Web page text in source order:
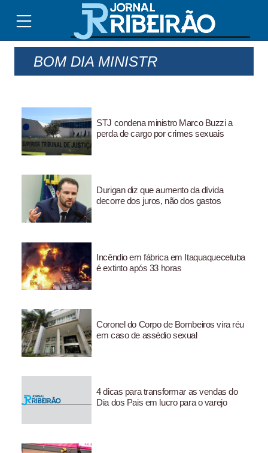
BOM DIA MINISTR
STJ condena ministro Marco Buzzi a
perda de cargo por crimes sexuais
Durigan diz que aumento da dívida
decorre dos juros, não dos gastos
Incêndio em fábrica em Itaquaquecetuba
é extinto após 33 horas
Coronel do Corpo de Bombeiros vira réu
em caso de assédio sexual
4 dicas para transformar as vendas do
Dia dos Pais em lucro para o varejo